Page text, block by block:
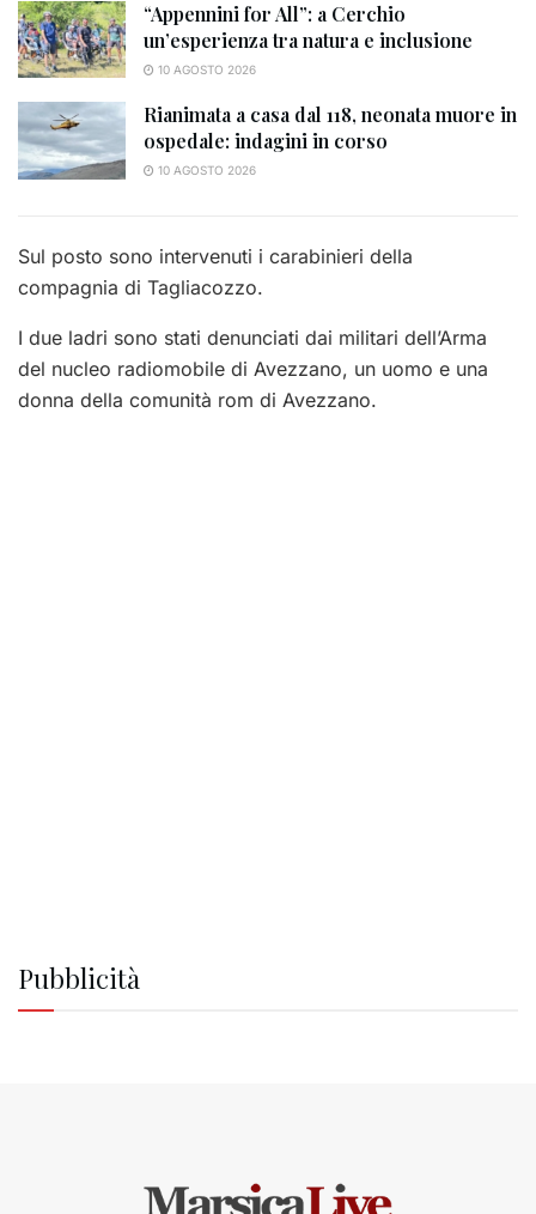
“Appennini for All”: a Cerchio
un’esperienza tra natura e inclusione
10 AGOSTO 2026
Rianimata a casa dal 118, neonata muore in
ospedale: indagini in corso
10 AGOSTO 2026
Sul posto sono intervenuti i carabinieri della
compagnia di Tagliacozzo.
I due ladri sono stati denunciati dai militari dell’Arma
del nucleo radiomobile di Avezzano, un uomo e una
donna della comunità rom di Avezzano.
Pubblicità